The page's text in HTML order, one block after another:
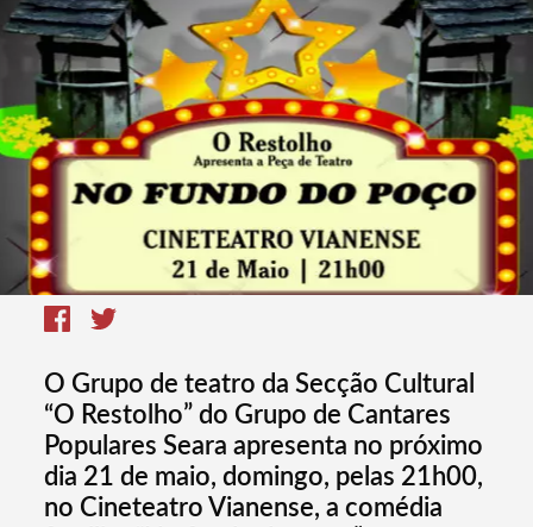
O Grupo de teatro da Secção Cultural
“O Restolho” do Grupo de Cantares
Populares Seara apresenta no próximo
dia 21 de maio, domingo, pelas 21h00,
no Cineteatro Vianense, a comédia